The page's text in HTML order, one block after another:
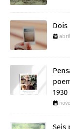
Dois
1930
Seis